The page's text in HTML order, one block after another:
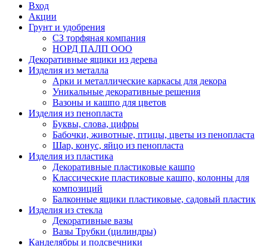
Вход
Акции
Грунт и удобрения
СЗ торфяная компания
НОРД ПАЛП ООО
Декоративные ящики из дерева
Изделия из металла
Арки и металлические каркасы для декора
Уникальные декоративные решения
Вазоны и кашпо для цветов
Изделия из пенопласта
Буквы, слова, цифры
Бабочки, животные, птицы, цветы из пенопласта
Шар, конус, яйцо из пенопласта
Изделия из пластика
Декоративные пластиковые кашпо
Классические пластиковые кашпо, колонны для
композиций
Балконные ящики пластиковые, садовый пластик
Изделия из стекла
Декоративные вазы
Вазы Трубки (цилиндры)
Канделябры и подсвечники